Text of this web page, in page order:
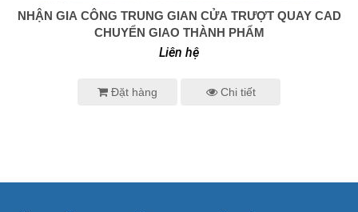
0938 414 005
NHẬN GIA CÔNG TRUNG GIAN CỬA TRƯỢT QUAY CAD
CHUYỂN GIAO THÀNH PHẨM
Liên hệ
Đặt hàng Chi tiết